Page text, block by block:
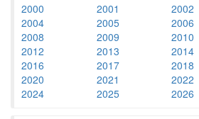
2000 2001 2002
2004
2005 2006
2008
2009 2010
2012
2013 2014
2016
2017 2018
2020
2021 2022
2024
2025 2026